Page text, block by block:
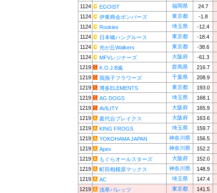
1124
EGOIST 福岡県
24.7
1124
伊東商会ボンバーズ 東京都
-1.8
1124
Rookies 埼玉県
-12.4
1124
日本橋ハングルース 東京都
-18.4
1124
光が丘Walkers 東京都
-38.6
1124
MFVレジナーズ 大阪府
-61.3
1219
K.O.J.B嵐 群馬県
216.7
1219
我孫子フラワーズ 千葉県
208.9
1219
博多ELEMENTS 東京都
193.0
1219
AG DOGS 埼玉県
168.1
1219
AVILITY 大阪府
165.9
1219
庭代台ブレイクス 大阪府
163.6
1219
KING FROGS 埼玉県
159.7
1219
YOKOHAMA JAPAN 神奈川県
156.5
1219
Apex 神奈川県
152.2
1219
もぐらオールスターズ 大阪府
152.0
1219
町田相模原マックス 神奈川県
148.9
1219
AC 埼玉県
147.4
1219
浅草バレッツ 東京都
141.5